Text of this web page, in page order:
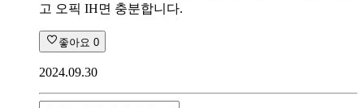
고 오픽 IH면 충분합니다.
좋아요 0
2024.09.30